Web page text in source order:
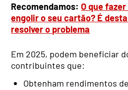
Recomendamos:O que
engolir o seu cartão? É
resolver o problema
Em 2025, podem beneficiar
contribuintes que:
Obtenham rendimentos